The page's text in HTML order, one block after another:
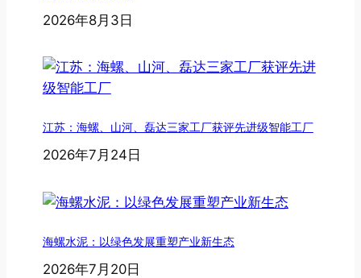
2026年8月3日
江苏：海螺、山河、磊达三家工厂获评先进级智能工厂
2026年7月24日
海螺水泥：以绿色发展重塑产业新生态
2026年7月20日